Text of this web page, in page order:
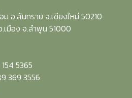
อ.สันทราย จ.เชียงใหม่ 50210
เมือง จ.ลำพูน 51000
5365
369 3556